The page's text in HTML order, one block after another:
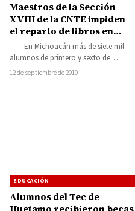
Maestros de la Sección
XVIII de la CNTE impiden
el reparto de libros en
escuelas
En Michoacán más de siete mil
alumnos de primero y sexto de
primaria no cuentan con libros…
12 de septiembre de 2010
EDUCACIÓN
Alumnos del Tec de